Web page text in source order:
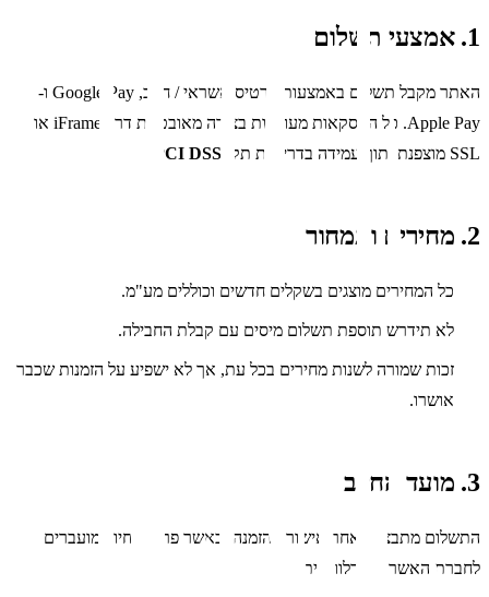
1. אמצעי תשלום
האתר מקבל תשלום באמצעות כרטיס אשראי / חיוב, Google Pay ו-
Apple Pay. כל העסקאות מעובדות בצורה מאובטחת דרך iFrame או
SSL מוצפנת, תוך עמידה בדרישות תקן
PCI DSS
2. מחירים ותמחור
כל המחירים מוצגים בשקלים חדשים וכוללים מע"מ.
לא תידרש תוספת תשלום מיסים עם קבלת החבילה.
זכות שמורה לשנות מחירים בכל עת, אך לא ישפיע על הזמנות שכבר
אושרו.
3. מועד החיוב
התשלום מתבצע לאחר אישור ההזמנה, כאשר פרטי החיוב מועברים
לחברת האשראי הרלוונטית.